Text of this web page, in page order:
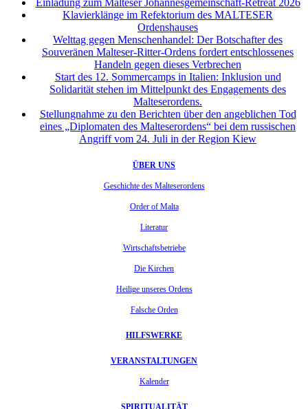
Klavierklänge im Refektorium des MALTESER
Ordenshauses
Welttag gegen Menschenhandel: Der Botschafter des
Souveränen Malteser-Ritter-Ordens fordert entschlossenes
Handeln gegen dieses Verbrechen
Start des 12. Sommercamps in Italien: Inklusion und
Solidarität stehen im Mittelpunkt des Engagements des
Malteserordens.
Stellungnahme zu den Berichten über den angeblichen Tod
eines „Diplomaten des Malteserordens“ bei dem russischen
Angriff vom 24. Juli in der Region Kiew
ÜBER UNS
Geschichte des Malteserordens
Order of Malta
Literatur
Wirtschaftsbetriebe
Die Kirchen
Heilige unseres Ordens
Falsche Orden
HILFSWERKE
VERANSTALTUNGEN
Kalender